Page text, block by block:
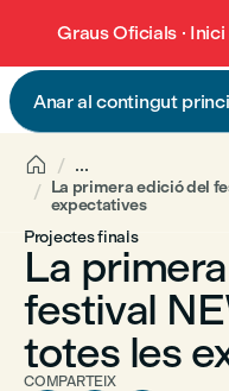
Graus Oficials ·
Anar al contingut

 ...
La primera edició del
expectatives
Projectes finals
La
festival
totes les
COMPARTEIX